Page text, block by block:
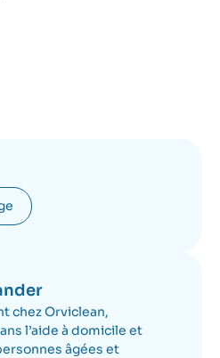
chez Orviclean,
l’aide à domicile et
âgées et